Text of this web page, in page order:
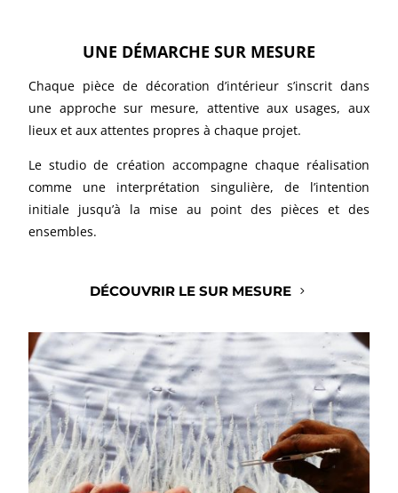
UNE DÉMARCHE SUR MESURE
Chaque pièce de décoration d’intérieur s’inscrit dans
une approche sur mesure, attentive aux usages, aux
lieux et aux attentes propres à chaque projet.
Le studio de création accompagne chaque réalisation
comme une interprétation singulière, de l’intention
initiale jusqu’à la mise au point des pièces et des
ensembles.
DÉCOUVRIR LE SUR MESURE